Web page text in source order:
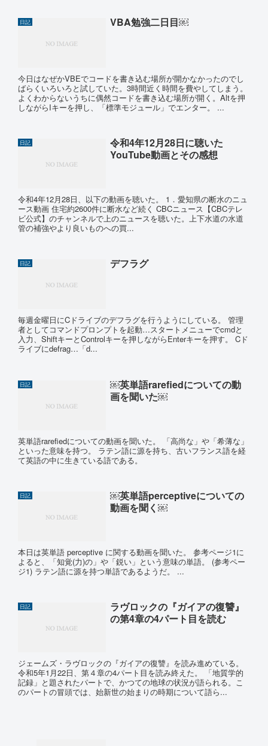
日記 VBA勉強二日目￼
今日はなぜかVBEでコードを書き込む場所が開かなかったのでし
ばらくいろいろと試していた。3時間近く時間を費やしてしまう。
よくわからないうちに偶然コードを書き込む場所が開く。Altを押
しながらIキーを押し、「標準モジュール」でエンター。 ...
日記
令和4年12月28日に聴いた
YouTube動画とその感想
令和4年12月28日、以下の動画を聴いた。 1．愛知県の断水のニュ
ース動画 住宅約2600件に断水など続く CBCニュース【CBCテレ
ビ公式】のチャンネルで上のニュースを聴いた。上下水道の水道
管の補強やより良いものへの買...
日記 デフラグ
毎週金曜日にCドライブのデフラグを行うようにしている。 管理
者としてコマンドプロンプトを起動…スタートメニューでcmdと
入力、ShiftキーとControlキーを押しながらEnterキーを押す。 Cド
ライブにdefrag…「d...
日記
￼英単語rarefiedについての動
画を聞いた￼
英単語rarefiedについての動画を聞いた。 「高尚な」や「希薄な」
といった意味を持つ。 ラテン語に源を持ち、古いフランス語を経
て英語の中に生きている語である。
日記
￼英単語perceptiveについての
動画を聞く￼
本日は英単語 perceptive に関する動画を聞いた。 参考ページ1に
よると、「知覚(力)の」や「鋭い」という意味の単語。 (参考ペー
ジ1) ラテン語に源を持つ単語であるようだ。 ...
日記
ラヴロックの『ガイアの復讐』
の第4章の4パート目を読む
ジェームズ・ラヴロックの『ガイアの復讐』を読み進めている。
令和5年1月22日、第４章の4パート目を読み終えた。 「地質学的
記録」と題されたパートで、かつての地球の状況が語られる。こ
のパートの冒頭では、始新世の始まりの時期について語ら...